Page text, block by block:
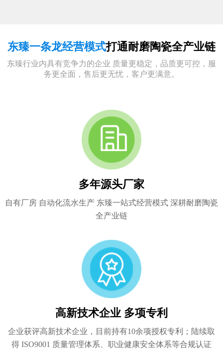
东臻一条龙经营模式打通耐磨陶瓷全产业链
东臻行业内具有竞争力的企业 质量更稳定，品质更可控，服
务更全面，售后更无忧，客户更满意。
多年源头厂家
自有厂房 自动化流水生产 东臻一站式经营模式 深耕耐磨陶瓷
全产业链
高新技术企业 多项专利
企业获评高新技术企业，目前持有10余项授权专利；陆续取
得 ISO9001 质量管理体系、职业健康安全体系等合规认证